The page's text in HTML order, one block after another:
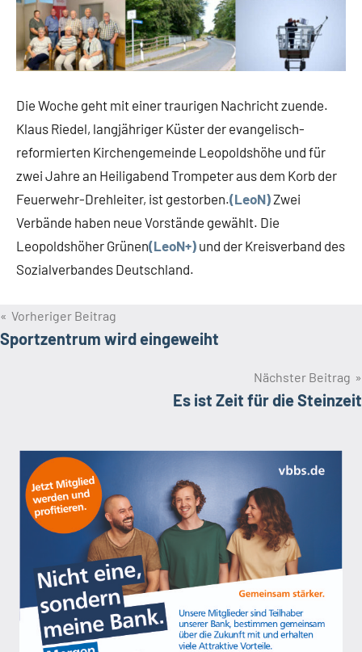
Die Woche geht mit einer traurigen Nachricht zuende.
Klaus Riedel, langjähriger Küster der evangelisch-
reformierten Kirchengemeinde Leopoldshöhe und für
zwei Jahre an Heiligabend Trompeter aus dem Korb der
Feuerwehr-Drehleiter, ist gestorben.(LeoN)Zwei
Verbände haben neue Vorstände gewählt. Die
Leopoldshöher Grünen(LeoN+) und der Kreisverband des
Sozialverbandes Deutschland.
Beitragsnavigation
Vorheriger Beitrag
Sportzentrum wird eingeweiht
Nächster Beitrag
Es ist Zeit für die Steinzeit